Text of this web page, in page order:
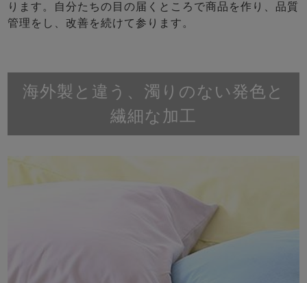
ります。自分たちの目の届くところで商品を作り、品質
管理をし、改善を続けて参ります。
海外製と違う、濁りのない発色と
繊細な加工